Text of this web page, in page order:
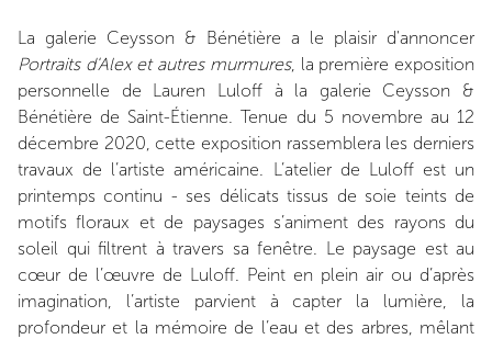
La galerie Ceysson & Bénétière a le plaisir d'annoncer
Portraits d'Alex et autres murmures, la première exposition
personnelle de Lauren Luloff à la galerie Ceysson &
Bénétière de Saint-Étienne. Tenue du 5 novembre au 12
décembre 2020, cette exposition rassemblera les derniers
travaux de l’artiste américaine. L’atelier de Luloff est un
printemps continu - ses délicats tissus de soie teints de
motifs floraux et de paysages s’animent des rayons du
soleil qui filtrent à travers sa fenêtre. Le paysage est au
cœur de l’œuvre de Luloff. Peint en plein air ou d’après
imagination, l’artiste parvient à capter la lumière, la
profondeur et la mémoire de l’eau et des arbres, mêlant